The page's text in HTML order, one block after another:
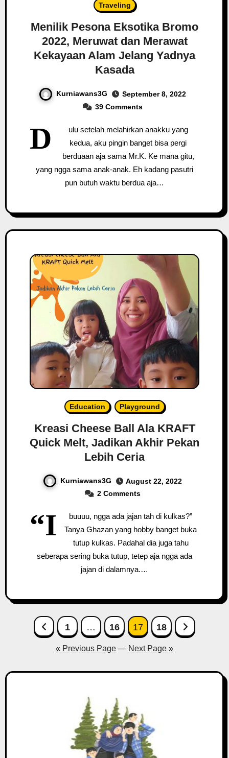
Traveling
Menilik Pesona Eksotika Bromo
2022, Meruwat dan Merawat
Kekayaan Alam Jelang Yadnya
Kasada
Kurniawans3G
September 8, 2022
39 Comments
D
ulu setelah melahirkan anakku yang
kedua, aku pingin banget bisa pergi
berduaan aja sama Mr.K. Ke mana gitu,
yang ngga sama anak-anak. Eh kadang pasutri
pun butuh waktu berdua aja…
Education Playground
Kreasi Cheese Ball Ala KRAFT
Quick Melt, Jadikan Akhir Pekan
Lebih Ceria
Kurniawans3G
August 22, 2022
2 Comments
“I
buuuu, ngga ada jajan tah di kulkas?”
Tanya Ghazan yang hobby banget buka
tutup kulkas. Padahal dia juga tahu
seberapa sering buka tutup, tetep aja ngga ada
jajan di dalamnya.…
Posts
pagination
1 … 16 17 18
« Previous Page — Next Page »